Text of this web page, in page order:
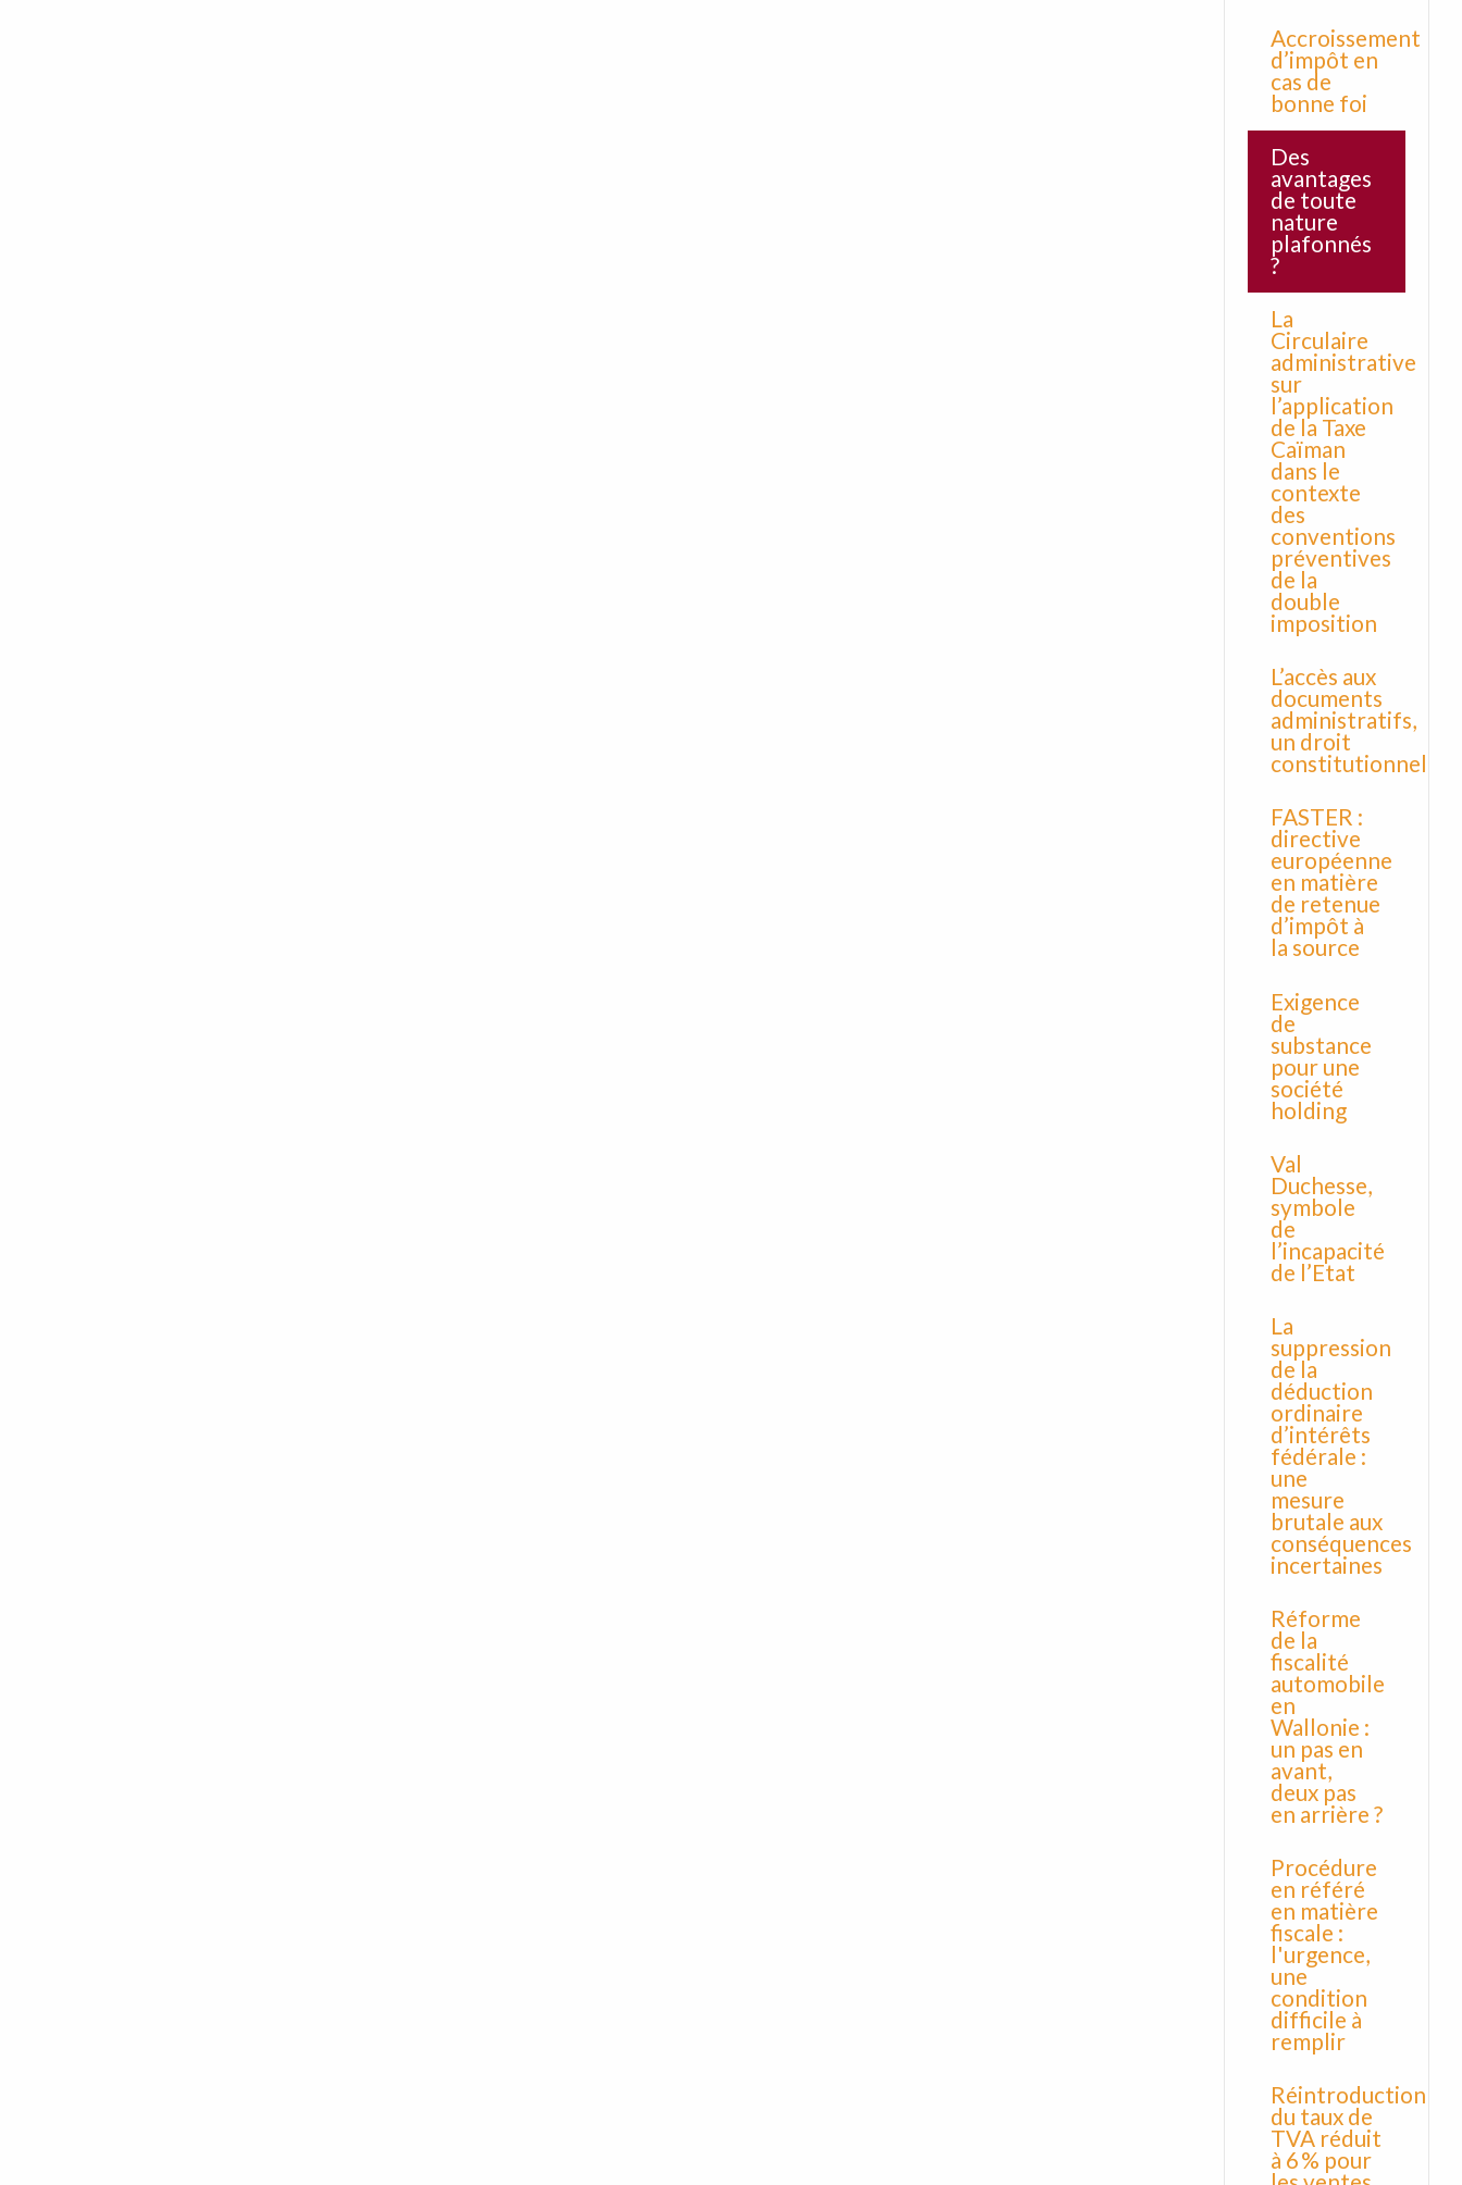
Accroissement
d’impôt en
cas de
bonne foi
Des
avantages
de toute
nature
plafonnés
?
La
Circulaire
administrative
sur
l’application
de la Taxe
Caïman
dans le
contexte
des
conventions
préventives
de la
double
imposition
L’accès aux
documents
administratifs,
un droit
constitutionnel
FASTER :
directive
européenne
en matière
de retenue
d’impôt à
la source
Exigence
de
substance
pour une
société
holding
Val
Duchesse,
symbole
de
l’incapacité
de l’Etat
La
suppression
de la
déduction
ordinaire
d’intérêts
fédérale :
une
mesure
brutale aux
conséquences
incertaines
Réforme
de la
fiscalité
automobile
en
Wallonie :
un pas en
avant,
deux pas
en arrière ?
Procédure
en référé
en matière
fiscale :
l'urgence,
une
condition
difficile à
remplir
Réintroduction
du taux de
TVA réduit
à 6 % pour